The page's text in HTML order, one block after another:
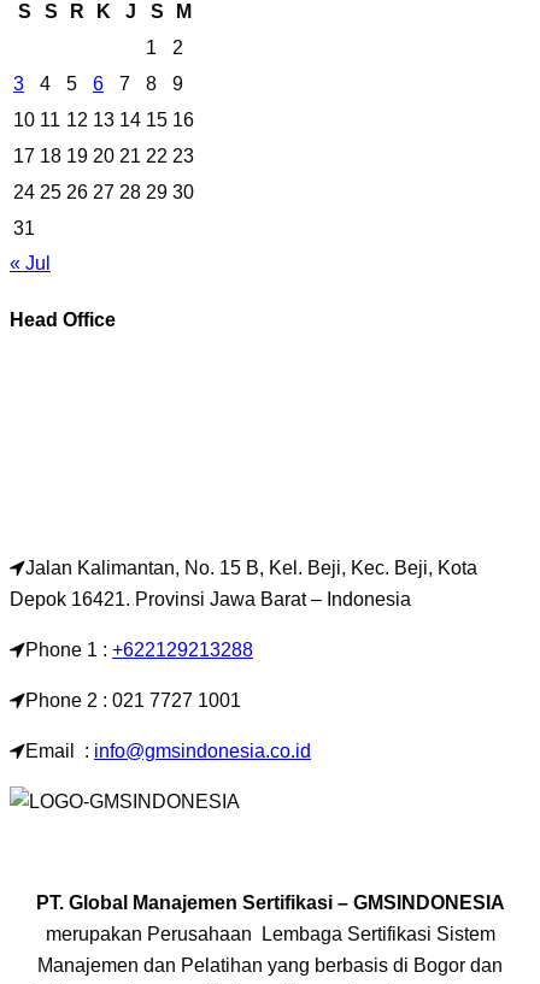
S
S R K J S
M
1
2
3
4 5 6 7 8
9
10 11 12 13 14 15 16
17 18 19 20 21 22 23
24 25 26 27 28 29 30
31
« Jul
Head Office
Jalan Kalimantan, No. 15 B, Kel. Beji, Kec. Beji, Kota
Depok 16421. Provinsi Jawa Barat – Indonesia
Phone 1 : +622129213288
Phone 2 : 021 7727 1001
Email : info@gmsindonesia.co.id
PT. Global Manajemen Sertifikasi – GMSINDONESIA
merupakan Perusahaan Lembaga Sertifikasi Sistem
Manajemen dan Pelatihan yang berbasis di Bogor dan